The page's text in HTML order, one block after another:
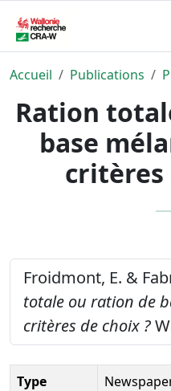
Accueil Publications
Ration
base
critères
Froidmont, E. &
totale ou ration de
critères de choix ?
Type